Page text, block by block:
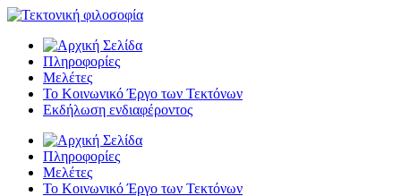
Πληροφορίες
Μελέτες
Το Κοινωνικό Έργο των Τεκτόνων
Εκδήλωση ενδιαφέροντος
Πληροφορίες
Μελέτες
Το Κοινωνικό Έργο των Τεκτόνων